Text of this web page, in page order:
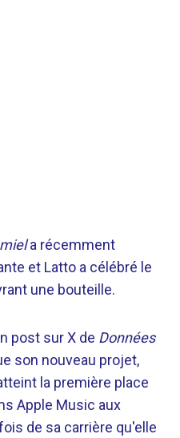
a récemment
et Latto a célébré le
une bouteille.
post sur X de Données
son nouveau projet,
la première place
Apple Music aux
de sa carrière qu'elle